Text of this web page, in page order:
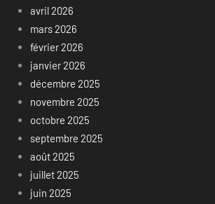
avril 2026
mars 2026
février 2026
janvier 2026
décembre 2025
novembre 2025
octobre 2025
septembre 2025
août 2025
juillet 2025
juin 2025